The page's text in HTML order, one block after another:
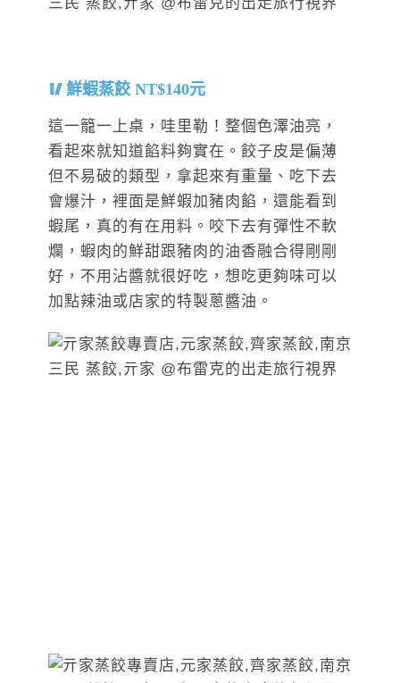
鮮蝦蒸餃 NT$140元
這一籠一上桌，哇里勒！整個色澤油亮，
看起來就知道餡料夠實在。餃子皮是偏薄
但不易破的類型，拿起來有重量、吃下去
會爆汁，裡面是鮮蝦加豬肉餡，還能看到
蝦尾，真的有在用料。咬下去有彈性不軟
爛，蝦肉的鮮甜跟豬肉的油香融合得剛剛
好，不用沾醬就很好吃，想吃更夠味可以
加點辣油或店家的特製蔥醬油。